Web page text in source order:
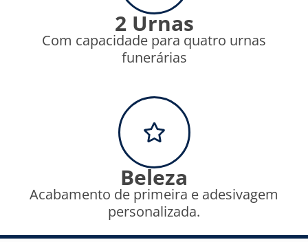
2 Urnas
Com capacidade para quatro urnas
funerárias
Beleza
Acabamento de primeira e adesivagem
personalizada.